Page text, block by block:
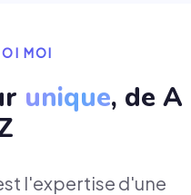
MOI
unique, de A
l'expertise d'une